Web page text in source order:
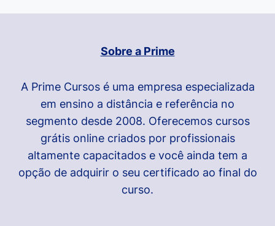
Sobre a Prime
A Prime Cursos é uma empresa especializada
em ensino a distância e referência no
segmento desde 2008. Oferecemos cursos
grátis online criados por profissionais
altamente capacitados e você ainda tem a
opção de adquirir o seu certificado ao final do
curso.